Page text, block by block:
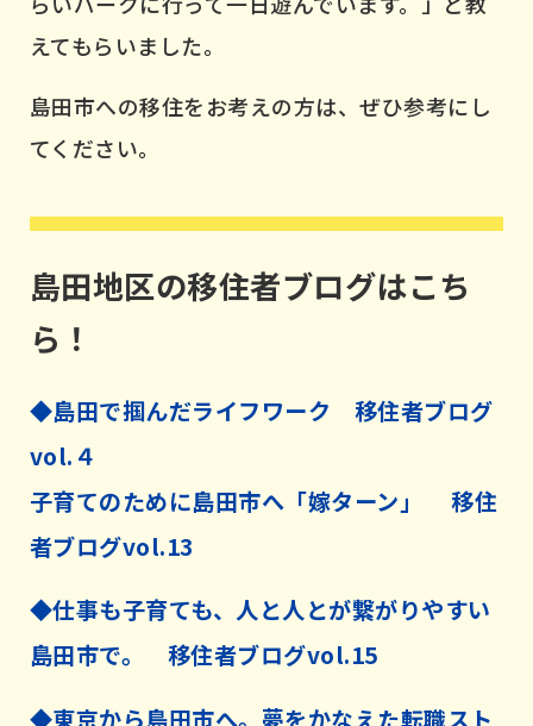
えてもらいました。
島田市への移住をお考えの方は、ぜひ参考にし
てください。
島田地区の移住者ブログはこち
ら！
◆島田で掴んだライフワーク 移住者ブログ
vol.４
子育てのために島田市へ「嫁ターン」 移住
者ブログvol.13
◆仕事も子育ても、人と人とが繋がりやすい
島田市で。 移住者ブログvol.15
◆東京から島田市へ。夢をかなえた転職スト